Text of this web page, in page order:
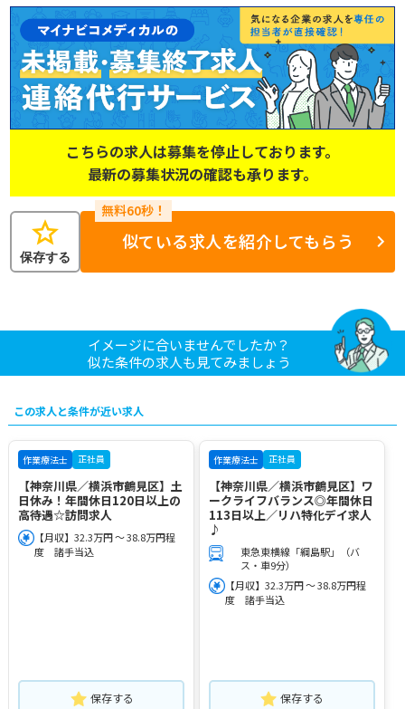
こちらの求人は募集を停止しております。
最新の募集状況の確認も承ります。
star
保存する
似ている求人を紹介してもらう
イメージに合いませんでしたか？
似た条件の求人も見てみましょう
この求人と条件が近い求人
作業療法士 正社員
【神奈川県／横浜市鶴見区】土
日休み！年間休日120日以上の
高待遇☆訪問求人
【月収】32.3万円 ～ 38.8万円程
度 諸手当込
保存する
作業療法士 正社員
【神奈川県／横浜市鶴見区】ワ
ークライフバランス◎年間休日
113日以上／リハ特化デイ求人
♪
東急東横線「綱島駅」（バ
ス・車9分）
【月収】32.3万円 ～ 38.8万円程
度 諸手当込
保存する